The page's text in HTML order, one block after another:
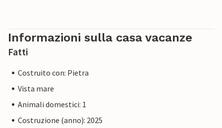
Informazioni sulla casa vacanze
Fatti
Costruito con: Pietra
Vista mare
Animali domestici: 1
Costruzione (anno): 2025